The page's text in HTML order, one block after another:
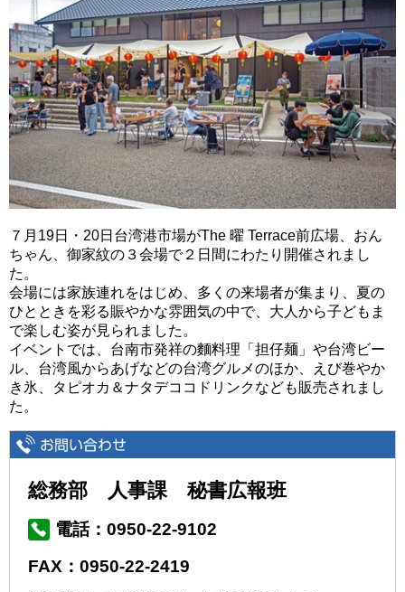
７月19日・20日台湾港市場がThe 曜 Terrace前広場、おん
ちゃん、御家紋の３会場で２日間にわたり開催されまし
た。
会場には家族連れをはじめ、多くの来場者が集まり、夏の
ひとときを彩る賑やかな雰囲気の中で、大人から子どもま
で楽しむ姿が見られました。
イベントでは、台南市発祥の麵料理「担仔麺」や台湾ビー
ル、台湾風からあげなどの台湾グルメのほか、えび巻やか
き氷、タピオカ＆ナタデココドリンクなども販売されまし
た。
総務部 人事課 秘書広報班
電話：0950-22-9102
FAX：0950-22-2419